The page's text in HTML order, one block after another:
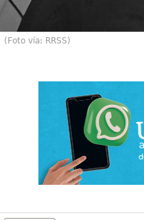
(Foto vía: RRSS)